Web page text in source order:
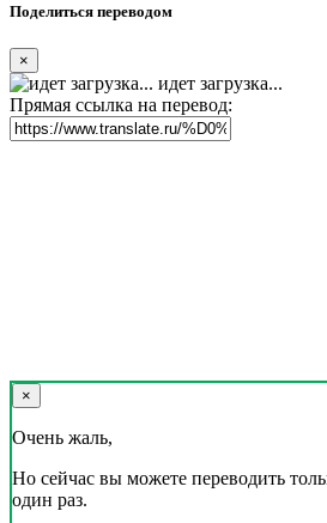
Поделиться переводом
×
идет загрузка...
Прямая ссылка на перевод:
×
Очень жаль,
Но сейчас вы можете переводить
один раз.